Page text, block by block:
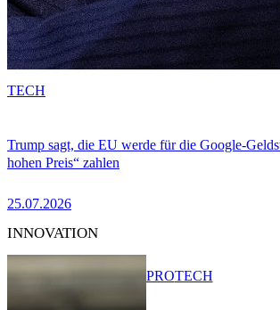
Trump sagt, die EU werde für die Google-
hohen Preis“ zahlen
25.07.2026
TECH
INNOVATION
PROTECH